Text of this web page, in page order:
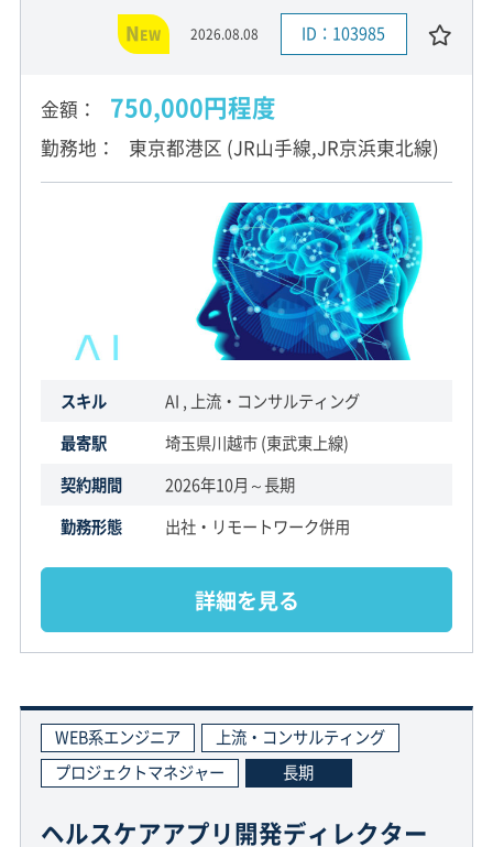
NEW 2026.08.08 ID：103985
金額 750,000円程度
勤務地 東京都港区 (JR山手線,JR京浜東北線)
スキル
AI , 上流・コンサルティング
最寄駅
埼玉県川越市 (東武東上線)
契約期間
2026年10月～長期
勤務形態
出社・リモートワーク併用
詳細を見る
WEB系エンジニア
上流・コンサルティング
プロジェクトマネジャー
長期
ヘルスケアアプリ開発ディレクター